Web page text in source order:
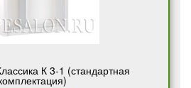
К 3-1 (стандартная